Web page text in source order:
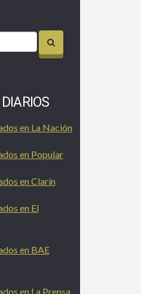
en La Nación
en Popular
en Clarín
en El
en BAE
en La Prensa